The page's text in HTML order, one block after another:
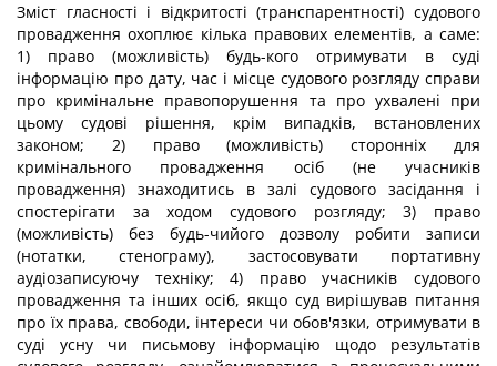
Зміст гласності і відкритості (транспарентності) судового
провадження охоплює кілька правових елементів, а саме:
1) право (можливість) будь-кого отримувати в суді
інформацію про дату, час і місце судового розгляду справи
про кримінальне правопорушення та про ухвалені при
цьому судові рішення, крім випадків, встановлених
законом; 2) право (можливість) сторонніх для
кримінального провадження осіб (не учасників
провадження) знаходитись в залі судового засідання і
спостерігати за ходом судового розгляду; 3) право
(можливість) без будь-чийого дозволу робити записи
(нотатки, стенограму), застосовувати портативну
аудіозаписуючу техніку; 4) право учасників судового
провадження та інших осіб, якщо суд вирішував питання
про їх права, свободи, інтереси чи обов'язки, отримувати в
суді усну чи письмову інформацію щодо результатів